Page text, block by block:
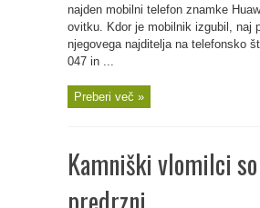
najden mobilni telefon znamke
ovitku. Kdor je mobilnik izgubil, naj
njegovega najditelja na telefonsko
047 in ...
Preberi več »
Kamniški vlomilci